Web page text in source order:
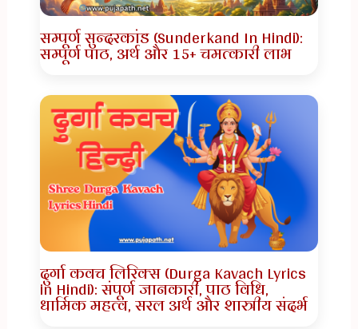
सम्पूर्ण सुन्दरकांड (Sunderkand In Hindi):
सम्पूर्ण पाठ, अर्थ और 15+ चमत्कारी लाभ
दुर्गा कवच लिरिक्स (Durga Kavach Lyrics
in Hindi): संपूर्ण जानकारी, पाठ विधि,
धार्मिक महत्व, सरल अर्थ और शास्त्रीय संदर्भ